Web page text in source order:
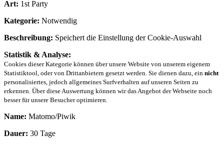
Art: 1st Party
Kategorie: Notwendig
Beschreibung: Speichert die Einstellung der Cookie-Auswahl
Statistik & Analyse:
Cookies dieser Kategorie können über unsere Website von unserem eigenem
Statistiktool, oder von Drittanbietern gesetzt werden. Sie dienen dazu, ein nicht
personalisiertes, jedoch allgemeines Surfverhalten auf unseren Seiten zu
erkennen. Über diese Auswertung können wir das Angebot der Webseite noch
besser für unsere Besucher optimieren.
Name: Matomo/Piwik
Dauer: 30 Tage